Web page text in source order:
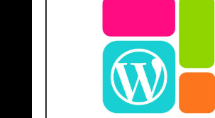
LE BENTO DESIGN : LA
TENDANCE FACILE À
SOUS WORDPRESS !